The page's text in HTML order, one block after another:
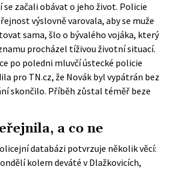
se začali obávat o jeho život. Policie
výslovně varovala, aby se muže
sama, šlo o bývalého vojáka, který
procházel tíživou životní situací.
po poledni mluvčí ústecké policie
pro TN.cz, že Novák byl vypátrán bez
skončilo. Příběh zůstal téměř beze
a co ne
databázi potvrzuje několik věcí:
kolem deváté v Dlažkovicích,